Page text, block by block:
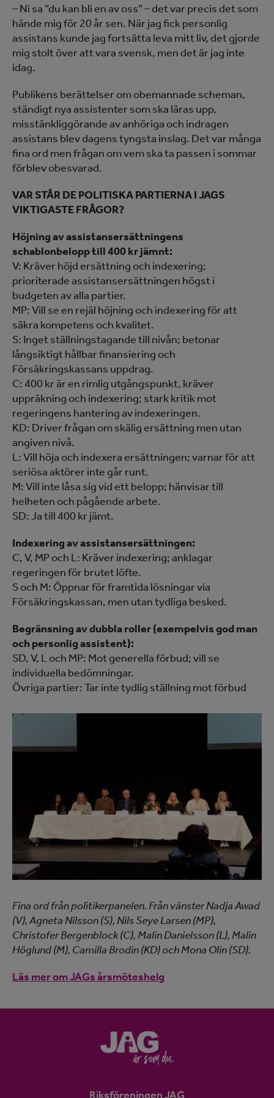
– Ni sa ”du kan bli en av oss” – det var precis det som
hände mig för 20 år sen. När jag fick personlig
assistans kunde jag fortsätta leva mitt liv, det gjorde
mig stolt över att vara svensk, men det är jag inte
idag.
Publikens berättelser om obemannade scheman,
ständigt nya assistenter som ska läras upp,
misstänkliggörande av anhöriga och indragen
assistans blev dagens tyngsta inslag. Det var många
fina ord men frågan om vem ska ta passen i sommar
förblev obesvarad.
VAR STÅR DE POLITISKA PARTIERNA I JAGS
VIKTIGASTE FRÅGOR?
Höjning av assistansersättningens
schablonbelopp till 400 kr jämnt:
V: Kräver höjd ersättning och indexering;
prioriterade assistansersättningen högst i
budgeten av alla partier.
MP: Vill se en rejäl höjning och indexering för att
säkra kompetens och kvalitet.
S: Inget ställningstagande till nivån; betonar
långsiktigt hållbar finansiering och
Försäkringskassans uppdrag.
C: 400 kr är en rimlig utgångspunkt, kräver
uppräkning och indexering; stark kritik mot
regeringens hantering av indexeringen.
KD: Driver frågan om skälig ersättning men utan
angiven nivå.
L: Vill höja och indexera ersättningen; varnar för att
seriösa aktörer inte går runt.
M: Vill inte låsa sig vid ett belopp; hänvisar till
helheten och pågående arbete.
SD: Ja till 400 kr jämt.
Indexering av assistansersättningen:
C, V, MP och L: Kräver indexering; anklagar
regeringen för brutet löfte.
S och M: Öppnar för framtida lösningar via
Försäkringskassan, men utan tydliga besked.
Begränsning av dubbla roller (exempelvis god man
och personlig assistent):
SD, V, L och MP: Mot generella förbud; vill se
individuella bedömningar.
Övriga partier: Tar inte tydlig ställning mot förbud
Fina ord från politikerpanelen. Från vänster Nadja Awad
(V), Agneta Nilsson (S), Nils Seye Larsen (MP),
Christofer Bergenblock (C), Malin Danielsson (L), Malin
Höglund (M), Camilla Brodin (KD) och Mona Olin (SD).
Läs mer om JAGs årsmöteshelg
Riksföreningen JAG